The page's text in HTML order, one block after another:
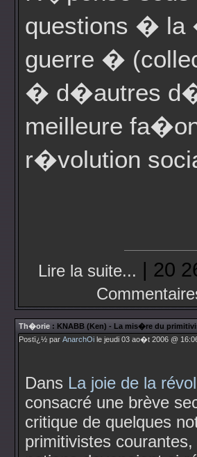
questions � la
guerre �
� d�autres
meilleure
r�volution
Lire la suite... | 20
Th�orie : KNABB (Ken) - La mis�re du
Postï¿½ par AnarchOi le jeudi 03 ao�t 2006 @
Dans La joie de la
consacré une brève
critique de quelques
primitivistes